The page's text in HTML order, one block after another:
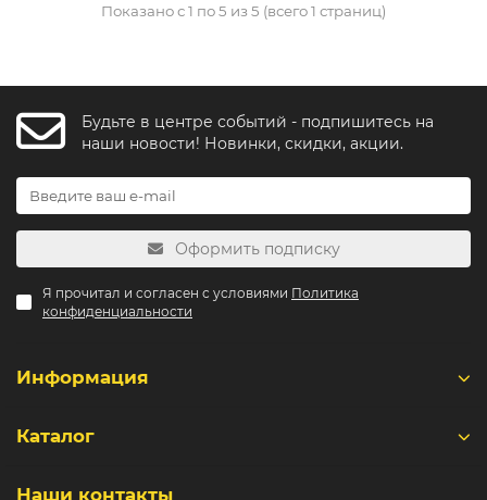
Показано с 1 по 5 из 5 (всего 1 страниц)
Будьте в центре событий - подпишитесь на
наши новости! Новинки, скидки, акции.
Оформить подписку
Я прочитал и согласен с условиями Политика
конфиденциальности
Информация
Каталог
Наши контакты